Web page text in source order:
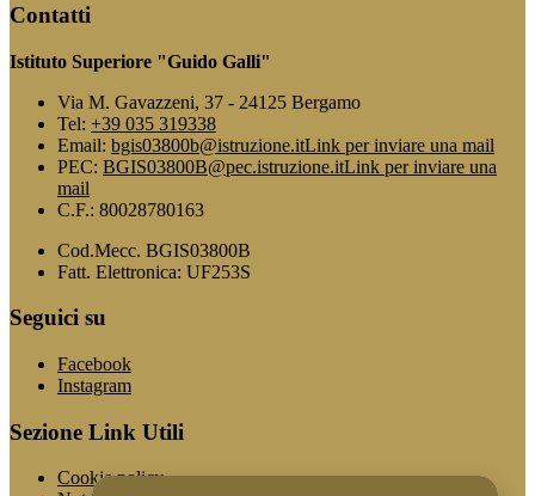
Contatti
Istituto Superiore "Guido Galli"
Via M. Gavazzeni, 37 - 24125 Bergamo
Tel: +39 035 319338
Email: bgis03800b@istruzione.itLink per inviare una mail
PEC: BGIS03800B@pec.istruzione.itLink per inviare una
mail
C.F.: 80028780163
Cod.Mecc. BGIS03800B
Fatt. Elettronica: UF253S
Seguici su
Facebook
Instagram
Sezione Link Utili
Cookie policy